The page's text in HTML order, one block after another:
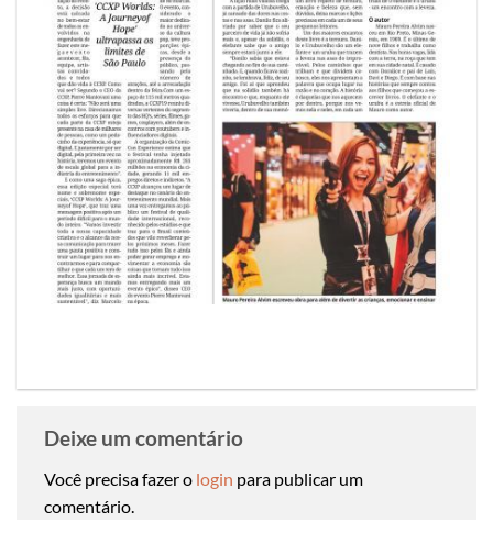
Deixe um comentário
Você precisa fazer o login para publicar um
comentário.